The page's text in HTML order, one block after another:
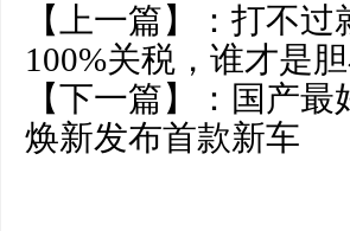
【上一篇】： 打不过
100%关税，谁才是
【下一篇】： 国产最
焕新发布首款新车